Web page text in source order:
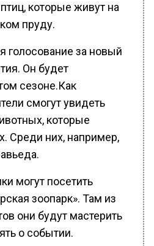
которые живут на
пруду.
голосование за новый
Он будет
сезоне.Как
смогут увидеть
которые
Среди них, например,
могут посетить
зоопарк». Там из
они будут мастерить
о событии.